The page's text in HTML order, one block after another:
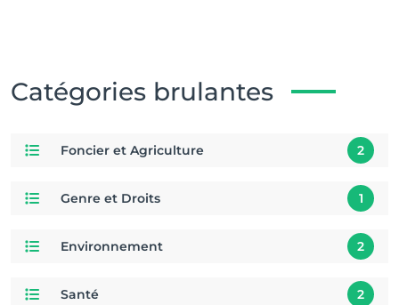
Catégories brulantes
Foncier et Agriculture 2
Genre et Droits 1
Environnement 2
Santé 2